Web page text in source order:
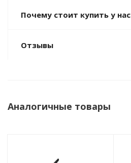
Почему стоит купить у нас
Отзывы
Аналогичные товары